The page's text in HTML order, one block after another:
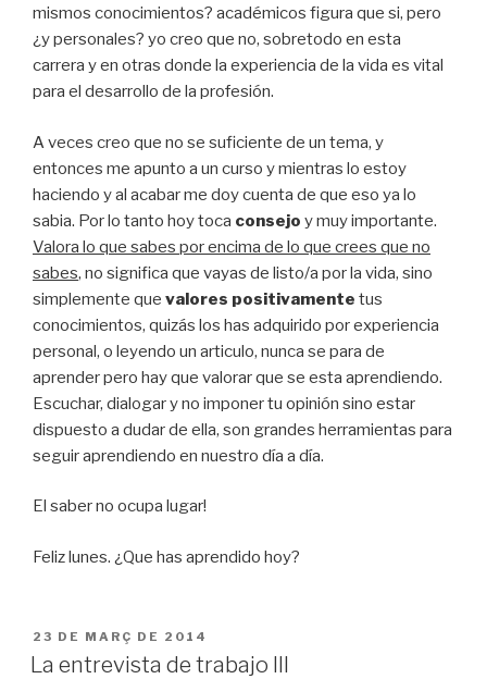
mismos conocimientos? académicos figura que si, pero
¿y personales? yo creo que no, sobretodo en esta
carrera y en otras donde la experiencia de la vida es vital
para el desarrollo de la profesión.
A veces creo que no se suficiente de un tema, y
entonces me apunto a un curso y mientras lo estoy
haciendo y al acabar me doy cuenta de que eso ya lo
sabia. Por lo tanto hoy toca consejo y muy importante.
Valora lo que sabes por encima de lo que crees que no
sabes, no significa que vayas de listo/a por la vida, sino
simplemente que valores positivamente tus
conocimientos, quizás los has adquirido por experiencia
personal, o leyendo un articulo, nunca se para de
aprender pero hay que valorar que se esta aprendiendo.
Escuchar, dialogar y no imponer tu opinión sino estar
dispuesto a dudar de ella, son grandes herramientas para
seguir aprendiendo en nuestro día a día.
El saber no ocupa lugar!
Feliz lunes. ¿Que has aprendido hoy?
PUBLICAT
A
23 DE MARÇ DE 2014
La entrevista de trabajo III